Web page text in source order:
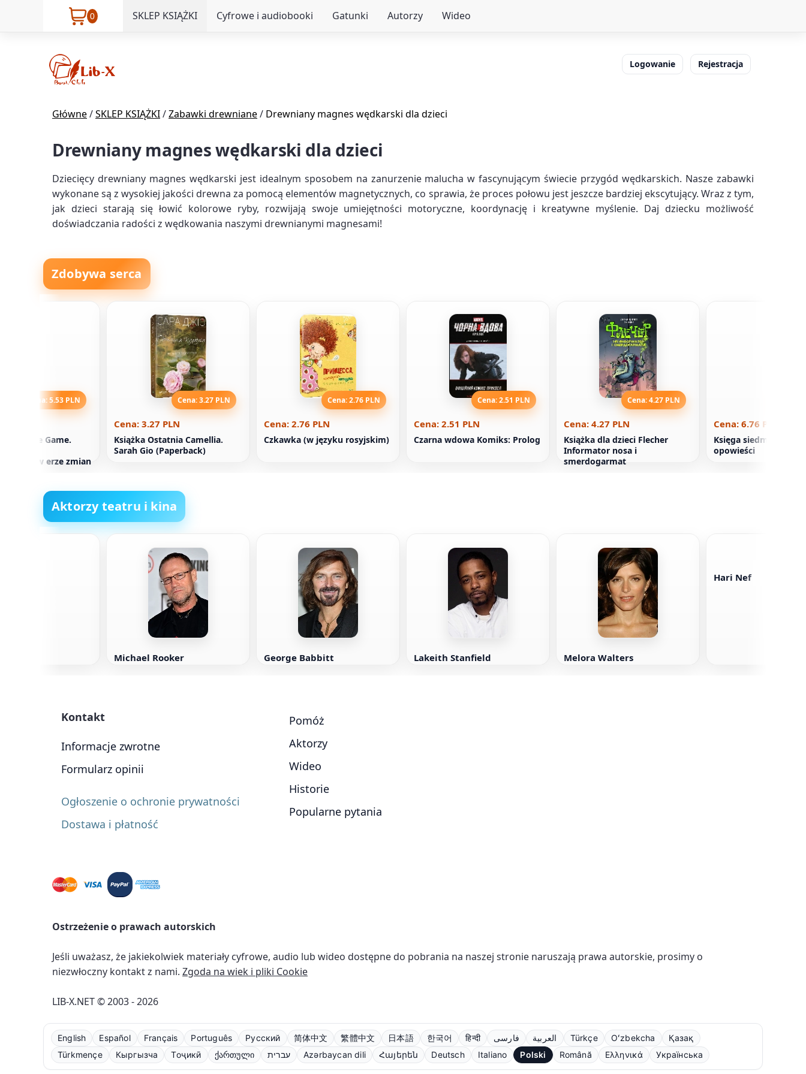
0 SKLEP KSIĄŻKI Cyfrowe i audiobooki Gatunki Autorzy Wideo
Logowanie Rejestracja
Główne/SKLEP KSIĄŻKI/Zabawki drewniane/ Drewniany magnes wędkarski dla dzieci
Drewniany magnes wędkarski dla dzieci
Dziecięcy drewniany magnes wędkarski jest idealnym sposobem na zanurzenie malucha w fascynującym świecie przygód wędkarskich. Nasze zabawki
wykonane są z wysokiej jakości drewna za pomocą elementów magnetycznych, co sprawia, że proces połowu jest jeszcze bardziej ekscytujący. Wraz z tym,
jak dzieci starają się łowić kolorowe ryby, rozwijają swoje umiejętności motoryczne, koordynację i kreatywne myślenie. Daj dziecku możliwość
doświadczania radości z wędkowania naszymi drewnianymi magnesami!
Zdobywa serca
Cena: 5.53 PLN
Infinite Game.
w erze zmian
Cena: 3.27 PLN
Cena: 3.27 PLN
Książka Ostatnia Camellia.
Sarah Gio (Paperback)
Cena: 2.76 PLN
Cena: 2.76 PLN
Czkawka (w języku rosyjskim)
Cena: 2.51 PLN
Cena: 2.51 PLN
Czarna wdowa Komiks: Prolog
Cena: 4.27 PLN
Cena: 4.27 PLN
Książka dla dzieci Flecher
Informator nosa i
smerdogarmat
Cena: 6.76 PLN
Księga siedmiu
opowieści
Aktorzy teatru i kina
Michael Rooker George Babbitt Lakeith Stanfield Melora Walters
Hari Nef
Kontakt
Informacje zwrotne
Formularz opinii
Ogłoszenie o ochronie prywatności
Dostawa i płatność
Pomóż
Aktorzy
Wideo
Historie
Popularne pytania
Ostrzeżenie o prawach autorskich
Jeśli uważasz, że jakiekolwiek materiały cyfrowe, audio lub wideo dostępne do pobrania na naszej stronie naruszają prawa autorskie, prosimy o
niezwłoczny kontakt z nami. Zgoda na wiek i pliki Cookie
LIB-X.NET © 2003 - 2026
English Español Français Português Русский 简体中文 繁體中文 日本語 한국어 हिन्दी فارسی العربية Türkçe Oʻzbekcha
Қазақ
Türkmençe
Кыргызча Тоҷикӣ ქართული עברית Azərbaycan dili Հայերեն Deutsch Italiano Polski Română Ελληνικά Українська